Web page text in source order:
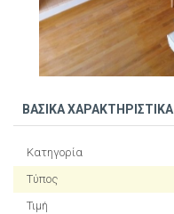
ΒΑΣΙΚΑ ΧΑΡΑΚΤΗΡΙΣΤΙΚΑ
Κατηγορία
Τύπος
Τιμή